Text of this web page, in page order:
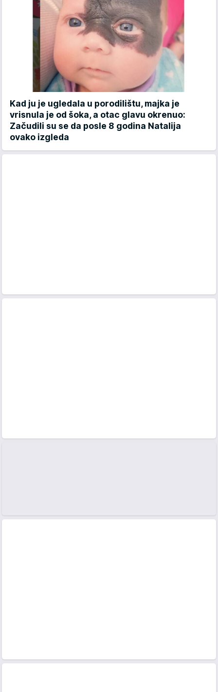
Kad ju je ugledala u porodilištu, majka je
vrisnula je od šoka, a otac glavu okrenuo:
Začudili su se da posle 8 godina Natalija
ovako izgleda